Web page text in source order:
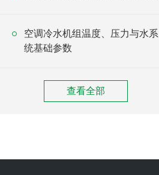
空调冷水机组温度、压力与水系
统基础参数
查看全部